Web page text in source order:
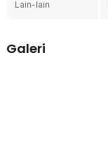
Lain-lain
Galeri